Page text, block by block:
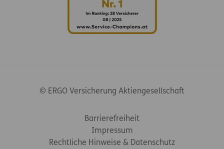
© ERGO Versicherung Aktiengesellschaft
Barrierefreiheit
Impressum
Rechtliche Hinweise & Datenschutz